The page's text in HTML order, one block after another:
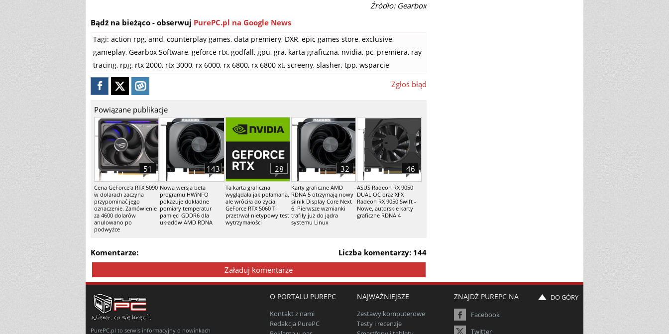
Źródło: Gearbox
Bądź na bieżąco - obserwuj PurePC.pl na Google News
Tagi: action rpg, amd, counterplay games, data premiery, DXR, epic games store, exclusive,
gameplay, Gearbox Software, geforce rtx, godfall, gpu, gra, karta graficzna, nvidia, pc, premiera, ray
tracing, rpg, rtx 2000, rtx 3000, rx 6000, rx 6800, rx 6800 xt, screeny, slasher, tpp, wsparcie
Zgłoś błąd
Powiązane publikacje
Cena GeForce'a RTX 5090
w dolarach zaczyna
przypominać jego
oznaczenie. Zamówienie
za 4600 dolarów
anulowano po
podwyżce
51
Nowa wersja beta
programu HWiNFO
pokazuje dokładne
pomiary temperatur
pamięci GDDR6 dla
układów AMD RDNA
143
Ta karta graficzna
wyglądała jak połamana,
ale wróciła do życia.
GeForce RTX 5060 Ti
przetrwał nietypowy test
wytrzymałości
28
Karty graficzne AMD
RDNA 5 otrzymają nowy
silnik Display Core Next
6. Pierwsze wzmianki
trafiły już do jądra
systemu Linux
32
ASUS Radeon RX 9050
DUAL OC oraz XFX
Radeon RX 9050 Swift -
Nowe, autorskie karty
graficzne RDNA 4
46
Liczba komentarzy: 144
Komentarze:
Załaduj komentarze
PurePC.pl to serwis informacyjny o nowinkach
O PORTALU PUREPC
Kontakt z nami
Redakcja PurePC
NAJWAŻNIEJSZE
Zestawy komputerowe
Testy i recenzje
ZNAJDŹ PUREPC NA
Facebook
Twitter
DO GÓRY